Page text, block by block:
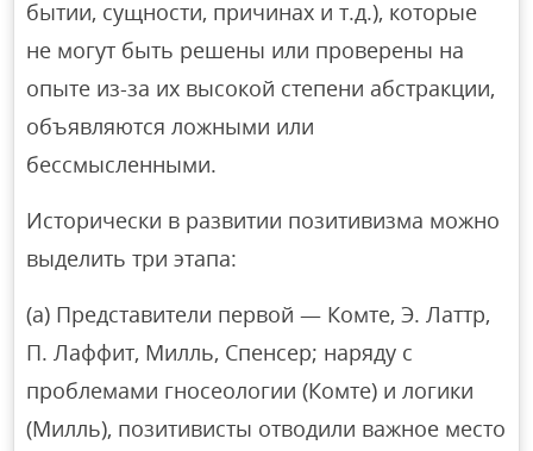
бытии, сущности, причинах и т.д.), которые
не могут быть решены или проверены на
опыте из-за их высокой степени абстракции,
объявляются ложными или
бессмысленными.
Исторически в развитии позитивизма можно
выделить три этапа:
(а) Представители первой — Комте, Э. Латтр,
П. Лаффит, Милль, Спенсер; наряду с
проблемами гносеологии (Комте) и логики
(Милль), позитивисты отводили важное место